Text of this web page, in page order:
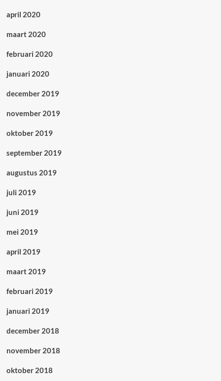
april 2020
maart 2020
februari 2020
januari 2020
december 2019
november 2019
oktober 2019
september 2019
augustus 2019
juli 2019
juni 2019
mei 2019
april 2019
maart 2019
februari 2019
januari 2019
december 2018
november 2018
oktober 2018